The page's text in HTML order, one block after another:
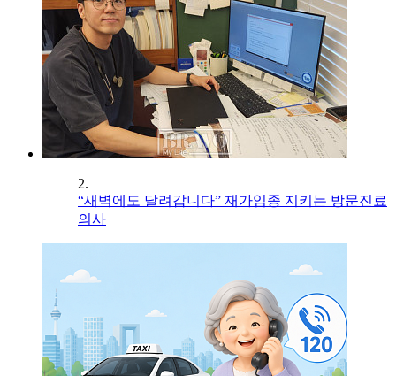
2.
“새벽에도 달려갑니다” 재가임종 지키는 방문진료
의사